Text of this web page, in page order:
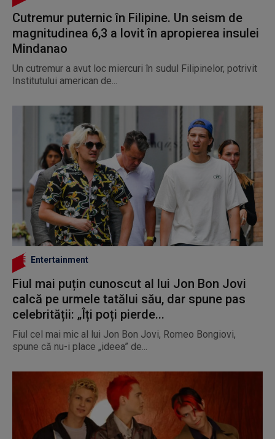
Cutremur puternic în Filipine. Un seism de
magnitudinea 6,3 a lovit în apropierea insulei
Mindanao
Un cutremur a avut loc miercuri în sudul Filipinelor, potrivit
Institutului american de...
Entertainment
Fiul mai puțin cunoscut al lui Jon Bon Jovi
calcă pe urmele tatălui său, dar spune pas
celebrității: „Îți poți pierde...
Fiul cel mai mic al lui Jon Bon Jovi, Romeo Bongiovi,
spune că nu-i place „ideea” de...